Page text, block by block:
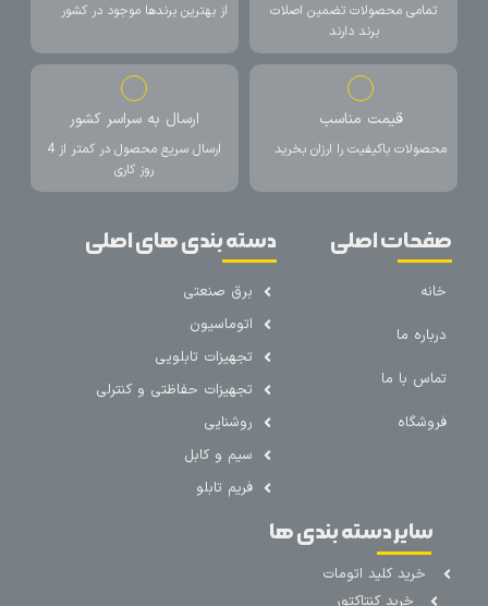
تمامی محصولات تضمین اصلات
برند دارند
از بهترین برندها موجود در کشور
قیمت مناسب
محصولات باکیفیت را ارزان بخرید
ارسال به سراسر کشور
ارسال سریع محصول در کمتر از 4
روز کاری
صفحات اصلی
خانه
درباره ما
تماس با ما
فروشگاه
دسته بندی های اصلی
برق صنعتی
اتوماسیون
تجهیزات تابلویی
تجهیزات حفاظتی و کنترلی
روشنایی
سیم و کابل
فریم تابلو
سایر دسته بندی ها
خرید کلید اتومات